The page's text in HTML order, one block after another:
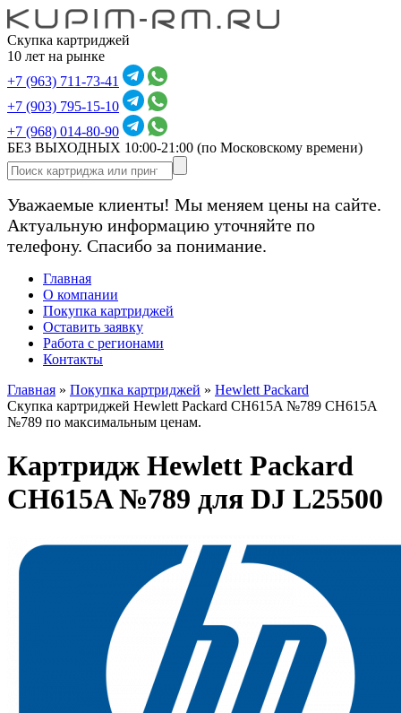
Скупка картриджей
10 лет на рынке
+7 (963) 711-73-41
+7 (903) 795-15-10
+7 (968) 014-80-90
БЕЗ ВЫХОДНЫХ 10:00-21:00 (по Московскому времени)
Уважаемые клиенты! Мы меняем цены на сайте.
Актуальную информацию уточняйте по
телефону. Спасибо за понимание.
Главная
О компании
Покупка картриджей
Оставить заявку
Работа с регионами
Контакты
Главная » Покупка картриджей » Hewlett Packard
Скупка картриджей Hewlett Packard CH615A №789 CH615A
№789 по максимальным ценам.
Картридж Hewlett Packard
CH615A №789 для DJ L25500